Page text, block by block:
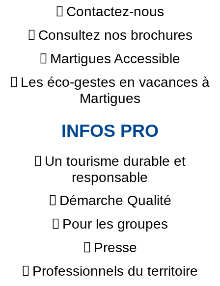
Contactez-nous
Consultez nos brochures
Martigues Accessible
Les éco-gestes en vacances à
Martigues
INFOS PRO
Un tourisme durable et
responsable
Démarche Qualité
Pour les groupes
Presse
Professionnels du territoire